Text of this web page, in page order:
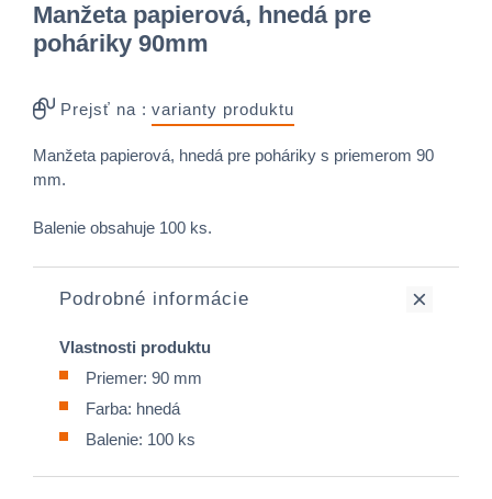
Manžeta papierová, hnedá pre
poháriky 90mm
Prejsť na : varianty produktu
Manžeta papierová, hnedá pre poháriky s priemerom 90
mm.
Balenie obsahuje 100 ks.
Podrobné informácie
Vlastnosti produktu
Priemer: 90 mm
Farba: hnedá
Balenie: 100 ks